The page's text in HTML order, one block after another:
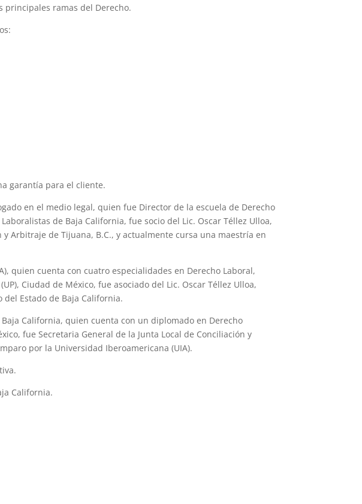
principales ramas del Derecho.
garantía para el cliente.
en el medio legal, quien fue Director de la escuela de Derecho
de Baja California, fue socio del Lic. Oscar Téllez Ulloa,
Arbitraje de Tijuana, B.C., y actualmente cursa una maestría en
quien cuenta con cuatro especialidades en Derecho Laboral,
Ciudad de México, fue asociado del Lic. Oscar Téllez Ulloa,
Estado de Baja California.
California, quien cuenta con un diplomado en Derecho
fue Secretaria General de la Junta Local de Conciliación y
por la Universidad Iberoamericana (UIA).
California.